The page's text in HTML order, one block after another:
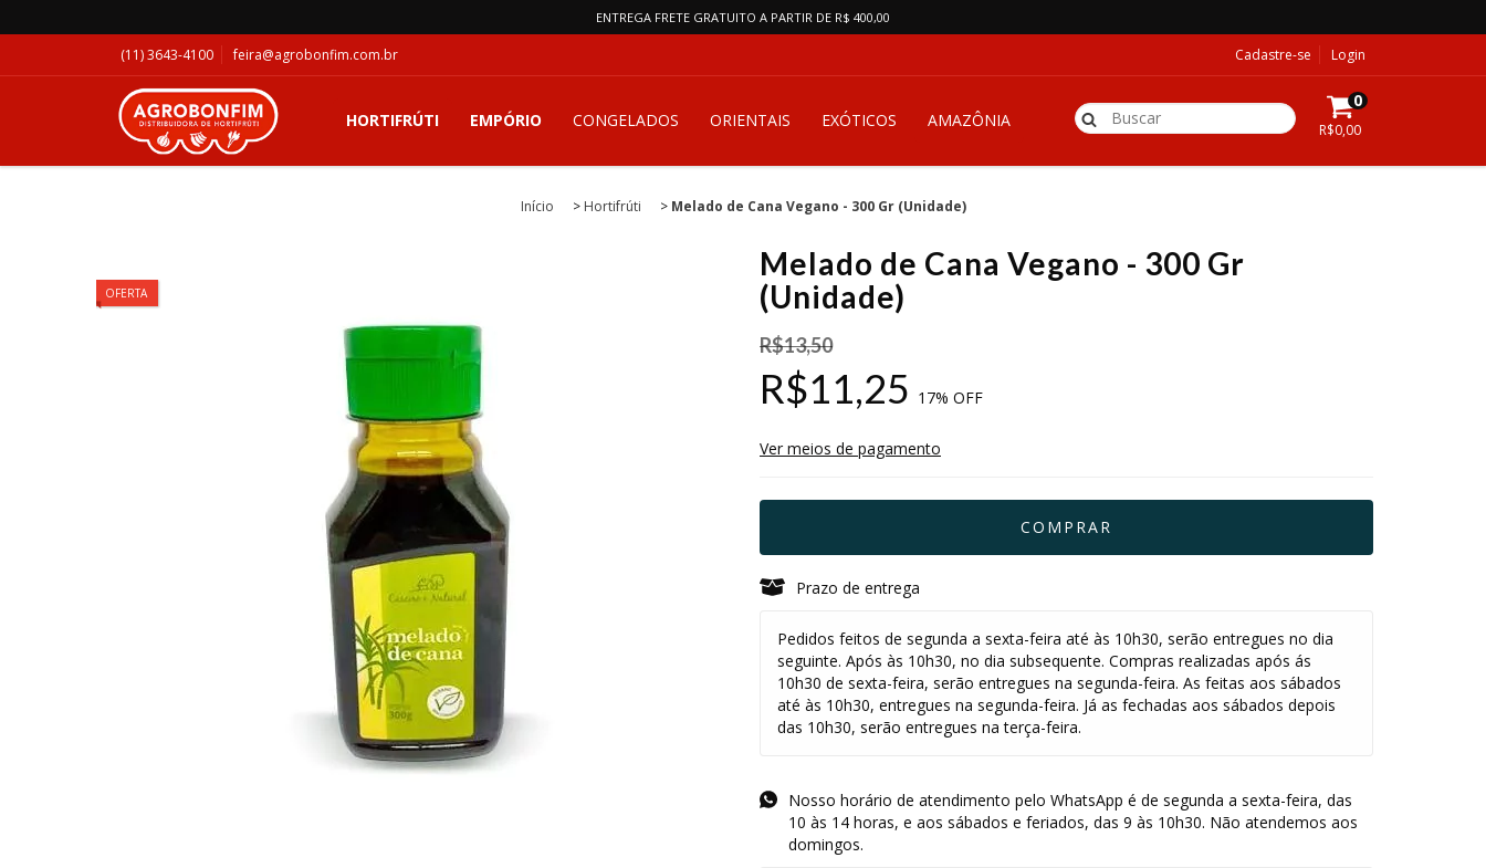
ENTREGA FRETE GRATUITO A PARTIR DE R$ 400,00
(11) 3643-4100 feira@agrobonfim.com.br Cadastre-se Login
HORTIFRÚTI EMPÓRIO CONGELADOS ORIENTAIS EXÓTICOS AMAZÔNIA
0
R$0,00
Início > Hortifrúti > Melado de Cana Vegano - 300 Gr (Unidade)
OFERTA
Melado de Cana Vegano - 300 Gr
(Unidade)
R$13,50
R$11,25 17% OFF
Ver meios de pagamento
Prazo de entrega
Pedidos feitos de segunda a sexta-feira até às 10h30, serão entregues no dia
seguinte. Após às 10h30, no dia subsequente. Compras realizadas após ás
10h30 de sexta-feira, serão entregues na segunda-feira. As feitas aos sábados
até às 10h30, entregues na segunda-feira. Já as fechadas aos sábados depois
das 10h30, serão entregues na terça-feira.
Nosso horário de atendimento pelo WhatsApp é de segunda a sexta-feira, das
10 às 14 horas, e aos sábados e feriados, das 9 às 10h30. Não atendemos aos
domingos.